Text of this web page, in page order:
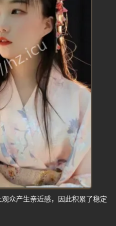
众产生亲近感，因此积累了稳定